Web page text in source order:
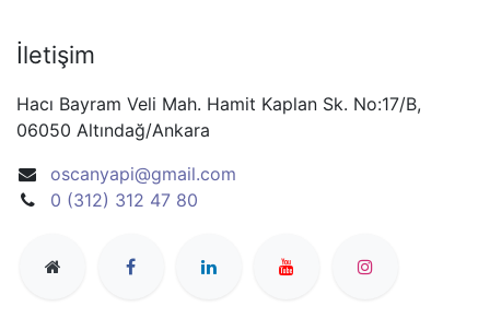
İletişim
Hacı Bayram Veli Mah. Hamit Kaplan Sk. No:17/B,
06050 Altındağ/Ankara
oscanyapi@gmail.com
0 (312) 312 47 80